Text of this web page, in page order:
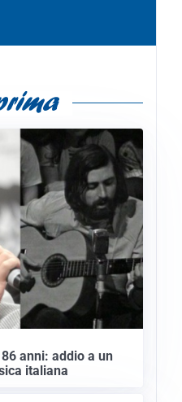
anni: addio a un
italiana